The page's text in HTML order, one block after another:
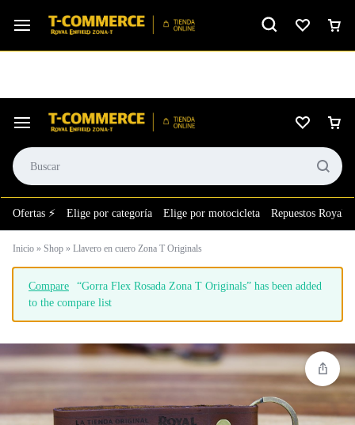
⚙️El taller más grande de LATAM en tu bolsillo. Ver calificación
Ofertas ⚡ Elige por categoría Elige por motocicleta Repuestos Royal
Inicio » Shop » Llavero en cuero Zona T Originals
Compare
“Gorra Flex Rosada Zona T Originals” has been added
to the compare list